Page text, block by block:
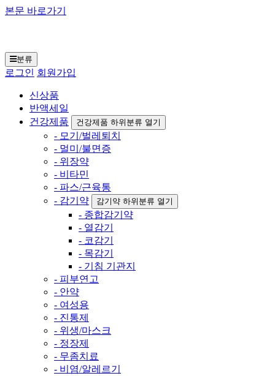
본문 바로가기
분류
로그인 회원가입
신상품
반액세일
건강제품
건강제품 하위분류 열기
- 모기/벌레퇴치
- 멀미/불면증
- 위장약
- 비타민
- 파스/근육통
- 감기약
감기약 하위분류 열기
- 종합감기약
- 열감기
- 코감기
- 목감기
- 기침 기관지
- 피부연고
- 안약
- 여성용
- 진통제
- 위생/마스크
- 정장제
- 무좀치료
- 비염/알레르기